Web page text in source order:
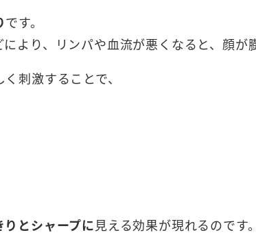
です。
より、リンパや血流が悪くなると、顔が
刺激することで、
とシャープに見える効果が現れるのです。